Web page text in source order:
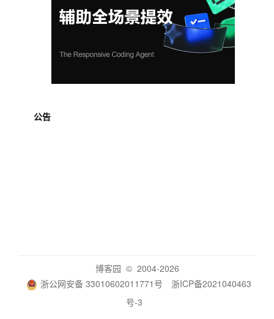
公告
博客园 © 2004-2026
浙公网安备 33010602011771号
浙ICP备2021040463
号-3